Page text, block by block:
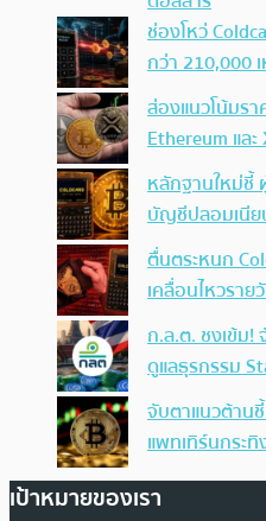
ช่องโหว่
กว่า 210,000
ส่องแนวโน้มร
Ethereum และ
หลักฐานใหม่ชี้
บัญชีปลอมเนีย
ตื่นตระหนก
เคลื่อนไหวราย
ก.ล.ต. ชงเข้ม
ดูแลธุรกรรม
จับตาแนวต้าน
แพทเทิร์นกระ
เป้าหมายของเรา